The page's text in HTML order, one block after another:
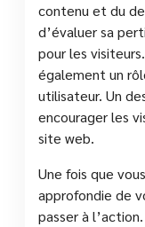
contenu et du
d’évaluer sa
pour les
également un
utilisateur. Un
encourager les
site web.
Une fois que
approfondie de
passer à